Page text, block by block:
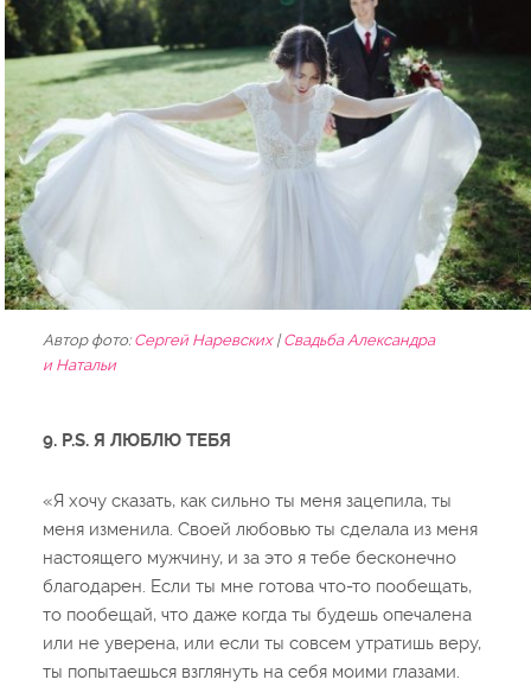
Автор фото: Сергей Наревских|Cвадьба Александра
и Натальи
9. P.S. Я ЛЮБЛЮ ТЕБЯ
«Я хочу сказать, как сильно ты меня зацепила, ты
меня изменила. Своей любовью ты сделала из меня
настоящего мужчину, и за это я тебе бесконечно
благодарен. Если ты мне готова что-то пообещать,
то пообещай, что даже когда ты будешь опечалена
или не уверена, или если ты совсем утратишь веру,
ты попытаешься взглянуть на себя моими глазами.